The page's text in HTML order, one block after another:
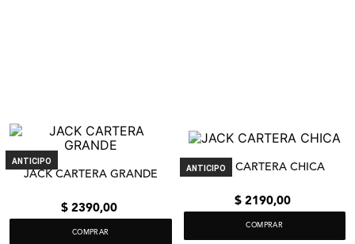
JACK CARTERA GRANDE
ANTICIPO
$ 2390,00
COMPRAR
JACK CARTERA CHICA
ANTICIPO
$ 2190,00
COMPRAR